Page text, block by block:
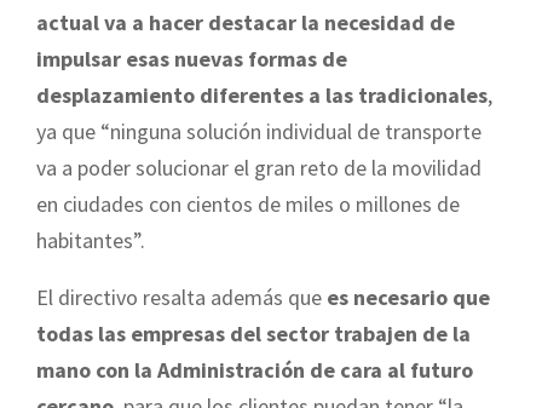
actual va a hacer destacar la necesidad de
impulsar esas nuevas formas de
desplazamiento diferentes a las tradicionales,
ya que “ninguna solución individual de transporte
va a poder solucionar el gran reto de la movilidad
en ciudades con cientos de miles o millones de
habitantes”.
El directivo resalta además que es necesario que
todas las empresas del sector trabajen de la
mano con la Administración de cara al futuro